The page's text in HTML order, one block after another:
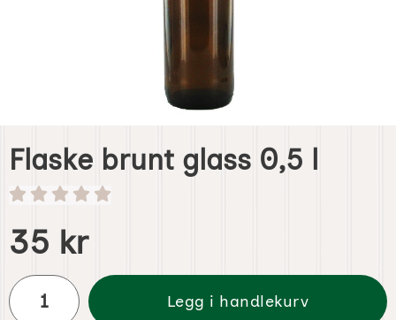
Flaske brunt glass 0,5 l
Handle dette produktet, Flaske brunt glass 0,5 l
pris
35 kr
antall
Legg i handlekurv